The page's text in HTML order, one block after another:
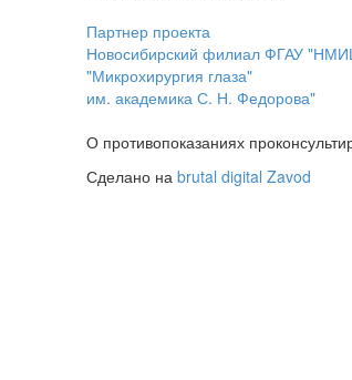
Партнер проекта
Новосибирский филиал ФГАУ
"Микрохирургия глаза"
им. академика С. Н. Федорова"
О противопоказаниях
Сделано на brutal digital Zavod